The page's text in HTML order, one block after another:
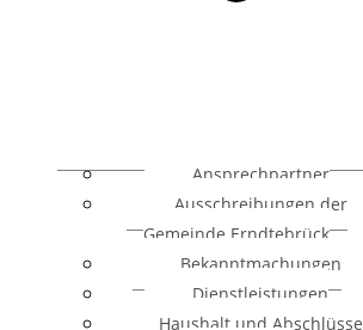
Ansprechpartner
Ausschreibungen der
Gemeinde Erndtebrück
Bekanntmachungen
Dienstleistungen
Haushalt und Abschlüsse